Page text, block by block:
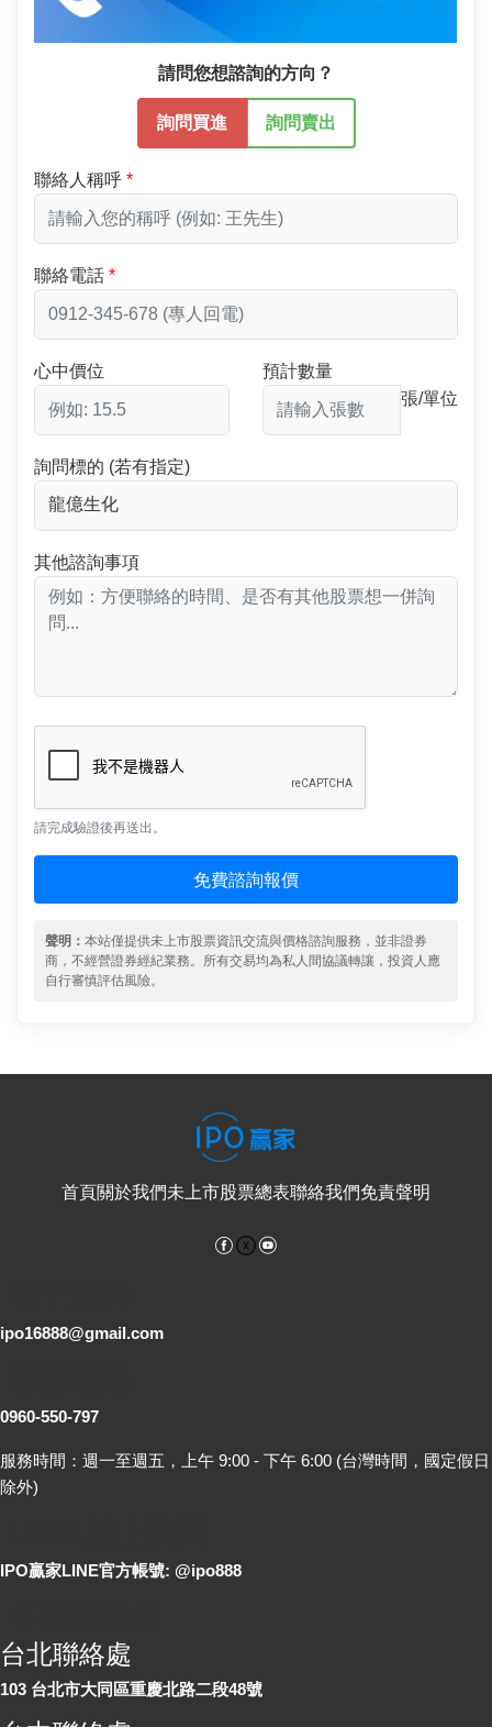
請問您想諮詢的方向？
詢問買進 詢問賣出
聯絡人稱呼
聯絡電話
心中價位
預計數量
張/單位
詢問標的 (若有指定)
其他諮詢事項
請完成驗證後再送出。
免費諮詢報價
聲明： 本站僅提供未上市股票資訊交流與價格諮詢服務，並非證券
商，不經營證券經紀業務。所有交易均為私人間協議轉讓，投資人應
自行審慎評估風險。
首頁關於我們未上市股票總表聯絡我們免責聲明
Facebook
ipo16888@gmail.com
0960-550-797
服務時間：週一至週五，上午 9:00 - 下午 6:00 (台灣時間，國定假日
除外)
IPO贏家LINE官方帳號: @ipo888
台北聯絡處
103 台北市大同區重慶北路二段48號